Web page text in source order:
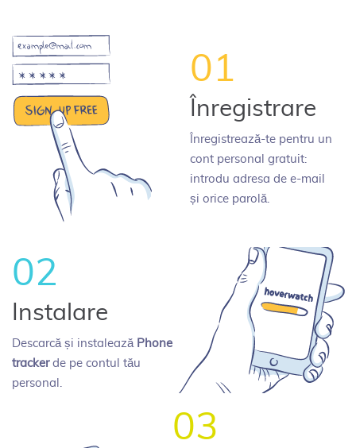
01
Înregistrare
Înregistrează-te pentru un
cont personal gratuit:
introdu adresa de e-mail
și orice parolă.
02
Instalare
Descarcă și instalează Phone
trackerde pe contul tău
personal.
03